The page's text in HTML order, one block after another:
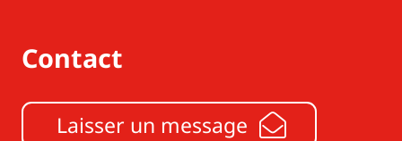
Contact
Laisser un message